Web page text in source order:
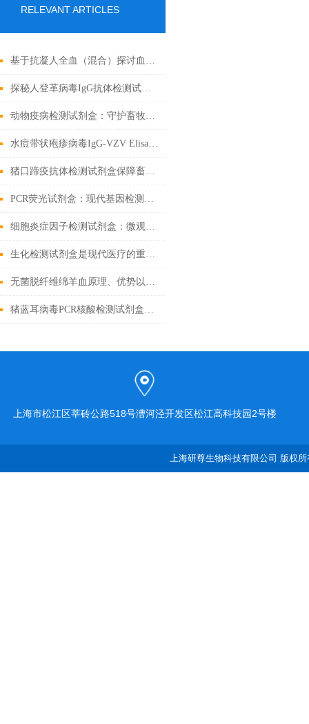
RELEVANT ARTICLES
基于抗凝人全血（混合）探讨血液流变学特性及其影响因素
探秘人登革病毒IgG抗体检测试剂盒：科学守护健康防线
动物疫病检测试剂盒：守护畜牧业健康
水痘带状疱疹病毒IgG-VZV Elisa检测试剂盒应用全解析
猪口蹄疫抗体检测试剂盒保障畜牧业健康发展的重要工具
PCR荧光试剂盒：现代基因检测的得力助手
细胞炎症因子检测试剂盒：微观战场里的“情报解码器”
生化检测试剂盒是现代医疗的重要工具
无菌脱纤维绵羊血原理、优势以及应用前景
猪蓝耳病毒PCR核酸检测试剂盒基础科普
上海市松江区莘砖公路518号漕河泾开发区松江高科技园2号楼
上海研尊生物科技有限公司 版权